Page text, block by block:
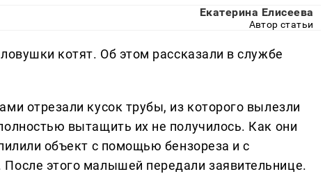
Екатерина Елисеева
Автор статьи
котят. Об этом рассказали в службе
отрезали кусок трубы, из которого вылезли
вытащить их не получилось. Как они
объект с помощью бензореза и с
этого малышей передали заявительнице.